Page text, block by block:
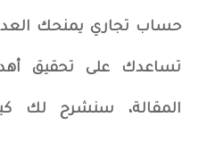
حساب تجاري يمنحك
تساعدك على تحقيق
المقالة، سنشرح لك